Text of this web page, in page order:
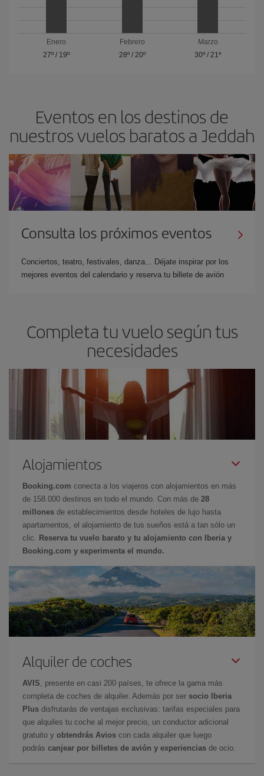
Enero
27º/ 19º
Febrero
28º/ 20º
Marzo
30º / 21º
Eventos en los destinos de
nuestros vuelos baratos a Jeddah
Consulta los próximos eventos
Conciertos, teatro, festivales, danza... Déjate inspirar por los
mejores eventos del calendario y reserva tu billete de avión
Completa tu vuelo según tus
necesidades
Alojamientos
Booking.com conecta a los viajeros con alojamientos en más
de 158.000 destinos en todo el mundo. Con más de 28
millones de establecimientos desde hoteles de lujo hasta
apartamentos, el alojamiento de tus sueños está a tan sólo un
clic.
Reserva tu vuelo barato y tu alojamiento con Iberia y
Booking.com y experimenta el mundo.
Alquiler de coches
AVIS , presente en casi 200 países, te ofrece la gama más
completa de coches de alquiler. Además por ser socio Iberia
Plus disfrutarás de ventajas exclusivas: tarifas especiales para
que alquiles tu coche al mejor precio, un conductor adicional
gratuito y obtendrás Avios con cada alquiler que luego
podrás canjear por billetes de avión y experiencias de ocio.